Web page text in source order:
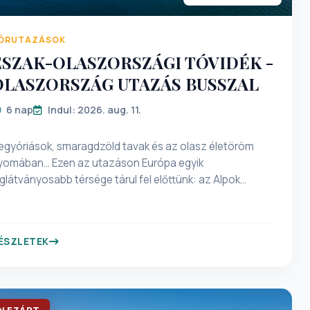
OLASZORSZÁGI TÓVIDÉK -
UTAZÁS BUSSZAL
6 nap Indul: 2026. aug. 11.
smaragdzöld tavak és az olasz életöröm
Ezen az utazáson Európa egyik
térsége tárul fel előttünk: az Alpok
hágók, kristálytiszta tavak, romantikus városkák és
időtlen szépségéről. A Dolomitok lélegzetelállító